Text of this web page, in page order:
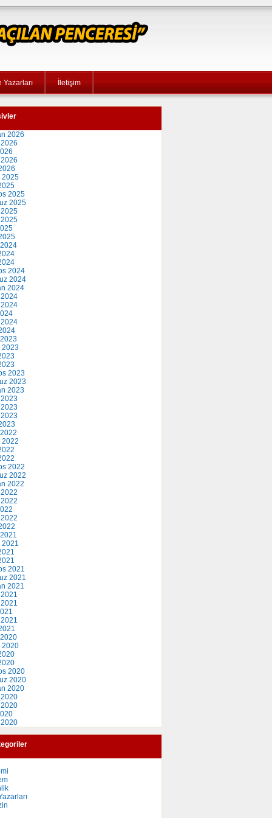
Yazarları İletişim
2026
2026
2025
2025
2025
2025
2024
2024
2024
2024
2023
2023
2023
2023
2023
2022
2022
2022
2022
2022
2021
2021
2021
2021
2021
2020
2020
2020
2020
2020